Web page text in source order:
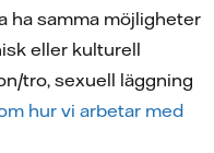
ha samma möjligheter
eller kulturell
tro, sexuell läggning
hur vi arbetar med